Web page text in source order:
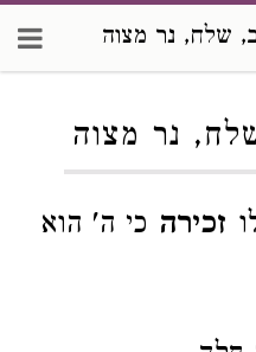
נר מצוה
זכירה כי ה' הוא